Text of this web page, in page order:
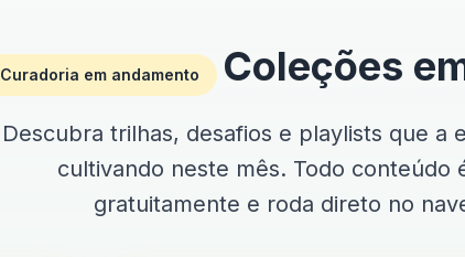
Curadoria em andamento Coleções
Descubra trilhas, desafios e playlists que a
cultivando neste mês. Todo conteúdo
gratuitamente e roda direto no